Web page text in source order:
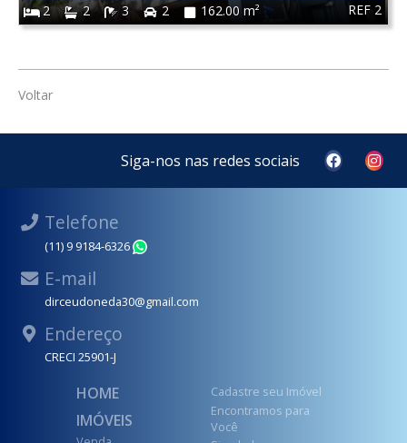
REF 2
2
2 3 2 162.00 m²
Voltar
Siga-nos nas redes sociais
Telefone
(11) 9 9184-6326
E-mail
dirceudoneda30@gmail.com
Endereço
CRECI 25901-J
HOME
IMÓVEIS
Cadastre seu Imóvel
Encontramos para
Você